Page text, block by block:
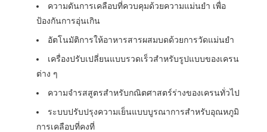
ความดันการเคลือบที่ควบคุมด้วยความแม่นยํา เพื่อ
ป้องกันการอุ่นเกิน
อัตโนมัติการให้อาหารสารผสมบดด้วยการวัดแม่นยํา
เครื่องปรับเปลี่ยนแบบรวดเร็วสําหรับรูปแบบของเครน
ต่าง ๆ
ความจํารสสูตรสําหรับกณิตศาสตร์ร่างของเครนทั่วไป
ระบบปรับปรุงความเย็นแบบบูรณาการสําหรับอุณหภูมิ
การเคลือบที่คงที่